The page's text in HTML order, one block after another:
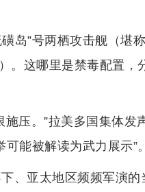
岛”号两栖攻击舰（堪
。这哪里是禁毒配置，
压。”拉美多国集体发
能被解读为武力展示”。
、亚太地区频频军演的